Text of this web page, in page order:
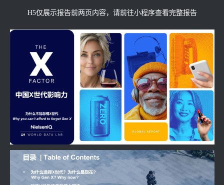
H5仅展示报告前两页内容，请前往小程序查看完整报告